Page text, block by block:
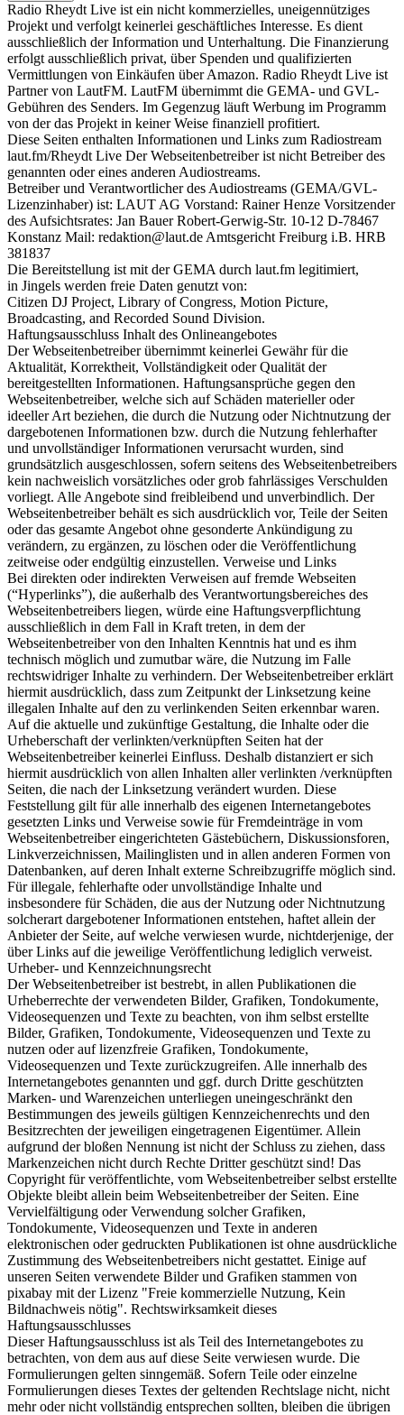
Radio Rheydt Live ist ein nicht kommerzielles, uneigennütziges
Projekt und verfolgt keinerlei geschäftliches Interesse. Es dient
ausschließlich der Information und Unterhaltung. Die Finanzierung
erfolgt ausschließlich privat, über Spenden und qualifizierten
Vermittlungen von Einkäufen über Amazon. Radio Rheydt Live ist
Partner von LautFM. LautFM übernimmt die GEMA- und GVL-
Gebühren des Senders. Im Gegenzug läuft Werbung im Programm
von der das Projekt in keiner Weise finanziell profitiert.
Diese Seiten enthalten Informationen und Links zum Radiostream
laut.fm/Rheydt Live Der Webseitenbetreiber ist nicht Betreiber des
genannten oder eines anderen Audiostreams.
Betreiber und Verantwortlicher des Audiostreams (GEMA/GVL-
Lizenzinhaber) ist: LAUT AG Vorstand: Rainer Henze Vorsitzender
des Aufsichtsrates: Jan Bauer Robert-Gerwig-Str. 10-12 D-78467
Konstanz Mail: redaktion@laut.de Amtsgericht Freiburg i.B. HRB
381837
Die Bereitstellung ist mit der GEMA durch laut.fm legitimiert,
in Jingels werden freie Daten genutzt von:
Citizen DJ Project, Library of Congress, Motion Picture,
Broadcasting, and Recorded Sound Division.
Haftungsausschluss Inhalt des Onlineangebotes
Der Webseitenbetreiber übernimmt keinerlei Gewähr für die
Aktualität, Korrektheit, Vollständigkeit oder Qualität der
bereitgestellten Informationen. Haftungsansprüche gegen den
Webseitenbetreiber, welche sich auf Schäden materieller oder
ideeller Art beziehen, die durch die Nutzung oder Nichtnutzung der
dargebotenen Informationen bzw. durch die Nutzung fehlerhafter
und unvollständiger Informationen verursacht wurden, sind
grundsätzlich ausgeschlossen, sofern seitens des Webseitenbetreibers
kein nachweislich vorsätzliches oder grob fahrlässiges Verschulden
vorliegt. Alle Angebote sind freibleibend und unverbindlich. Der
Webseitenbetreiber behält es sich ausdrücklich vor, Teile der Seiten
oder das gesamte Angebot ohne gesonderte Ankündigung zu
verändern, zu ergänzen, zu löschen oder die Veröffentlichung
zeitweise oder endgültig einzustellen. Verweise und Links
Bei direkten oder indirekten Verweisen auf fremde Webseiten
(“Hyperlinks”), die außerhalb des Verantwortungsbereiches des
Webseitenbetreibers liegen, würde eine Haftungsverpflichtung
ausschließlich in dem Fall in Kraft treten, in dem der
Webseitenbetreiber von den Inhalten Kenntnis hat und es ihm
technisch möglich und zumutbar wäre, die Nutzung im Falle
rechtswidriger Inhalte zu verhindern. Der Webseitenbetreiber erklärt
hiermit ausdrücklich, dass zum Zeitpunkt der Linksetzung keine
illegalen Inhalte auf den zu verlinkenden Seiten erkennbar waren.
Auf die aktuelle und zukünftige Gestaltung, die Inhalte oder die
Urheberschaft der verlinkten/verknüpften Seiten hat der
Webseitenbetreiber keinerlei Einfluss. Deshalb distanziert er sich
hiermit ausdrücklich von allen Inhalten aller verlinkten /verknüpften
Seiten, die nach der Linksetzung verändert wurden. Diese
Feststellung gilt für alle innerhalb des eigenen Internetangebotes
gesetzten Links und Verweise sowie für Fremdeinträge in vom
Webseitenbetreiber eingerichteten Gästebüchern, Diskussionsforen,
Linkverzeichnissen, Mailinglisten und in allen anderen Formen von
Datenbanken, auf deren Inhalt externe Schreibzugriffe möglich sind.
Für illegale, fehlerhafte oder unvollständige Inhalte und
insbesondere für Schäden, die aus der Nutzung oder Nichtnutzung
solcherart dargebotener Informationen entstehen, haftet allein der
Anbieter der Seite, auf welche verwiesen wurde, nichtderjenige, der
über Links auf die jeweilige Veröffentlichung lediglich verweist.
Urheber- und Kennzeichnungsrecht
Der Webseitenbetreiber ist bestrebt, in allen Publikationen die
Urheberrechte der verwendeten Bilder, Grafiken, Tondokumente,
Videosequenzen und Texte zu beachten, von ihm selbst erstellte
Bilder, Grafiken, Tondokumente, Videosequenzen und Texte zu
nutzen oder auf lizenzfreie Grafiken, Tondokumente,
Videosequenzen und Texte zurückzugreifen. Alle innerhalb des
Internetangebotes genannten und ggf. durch Dritte geschützten
Marken- und Warenzeichen unterliegen uneingeschränkt den
Bestimmungen des jeweils gültigen Kennzeichenrechts und den
Besitzrechten der jeweiligen eingetragenen Eigentümer. Allein
aufgrund der bloßen Nennung ist nicht der Schluss zu ziehen, dass
Markenzeichen nicht durch Rechte Dritter geschützt sind! Das
Copyright für veröffentlichte, vom Webseitenbetreiber selbst erstellte
Objekte bleibt allein beim Webseitenbetreiber der Seiten. Eine
Vervielfältigung oder Verwendung solcher Grafiken,
Tondokumente, Videosequenzen und Texte in anderen
elektronischen oder gedruckten Publikationen ist ohne ausdrückliche
Zustimmung des Webseitenbetreibers nicht gestattet. Einige auf
unseren Seiten verwendete Bilder und Grafiken stammen von
pixabay mit der Lizenz "Freie kommerzielle Nutzung, Kein
Bildnachweis nötig". Rechtswirksamkeit dieses
Haftungsausschlusses
Dieser Haftungsausschluss ist als Teil des Internetangebotes zu
betrachten, von dem aus auf diese Seite verwiesen wurde. Die
Formulierungen gelten sinngemäß. Sofern Teile oder einzelne
Formulierungen dieses Textes der geltenden Rechtslage nicht, nicht
mehr oder nicht vollständig entsprechen sollten, bleiben die übrigen